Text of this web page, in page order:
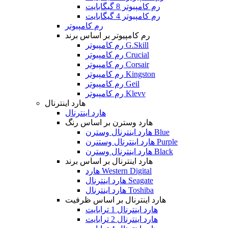
رم کامپیوتر 8 گیگابایت
رم کامپیوتر 4 گیگابایت
رم کامپیوتر
رم کامپیوتر بر اساس برند
رم کامپیوتر G.Skill
رم کامپیوتر Crucial
رم کامپیوتر Corsair
رم کامپیوتر Kingston
رم کامپیوتر Geil
رم کامپیوتر Klevv
هارد اینترنال
هارد اینترنال
هارد وسترن بر اساس رنگ
هارد اینترنال وسترن Blue
هارد اینترنال وستنرن Purple
هارد اینترنال وسترن Black
هارد اینترنال بر اساس برند
هارد Western Digital
هارد اینترنال Seagate
هارد اینترنال Toshiba
هارد اینترنال بر اساس ظرفیت
هارد اینترنال 1 ترابایت
هارد اینترنال 2 ترابایت